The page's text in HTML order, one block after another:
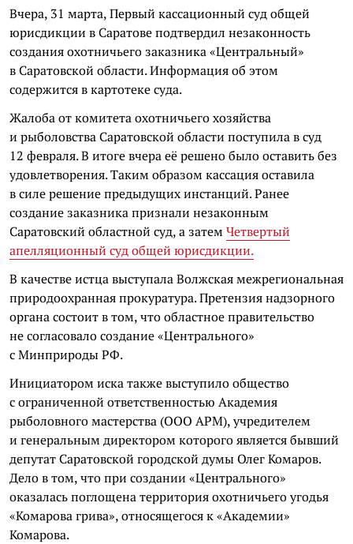
Вчера, 31 марта, Первый кассационный суд общей
юрисдикции в Саратове подтвердил незаконность
создания охотничьего заказника «Центральный»
в Саратовской области. Информация об этом
содержится в картотеке суда.
Жалоба от комитета охотничьего хозяйства
и рыболовства Саратовской области поступила в суд
12 февраля. В итоге вчера её решено было оставить без
удовлетворения. Таким образом кассация оставила
в силе решение предыдущих инстанций. Ранее
создание заказника признали незаконным
Саратовский областной суд, а затемЧетвертый
апелляционный суд общей юрисдикции.
В качестве истца выступала Волжская межрегиональная
природоохранная прокуратура. Претензия надзорного
органа состоит в том, что областное правительство
не согласовало создание «Центрального»
с Минприроды РФ.
Инициатором иска также выступило общество
с ограниченной ответственностью Академия
рыболовного мастерства (ООО АРМ), учредителем
и генеральным директором которого является бывший
депутат Саратовской городской думы Олег Комаров.
Дело в том, что при создании «Центрального»
оказалась поглощена территория охотничьего угодья
«Комарова грива», относящегося к «Академии»
Комарова.